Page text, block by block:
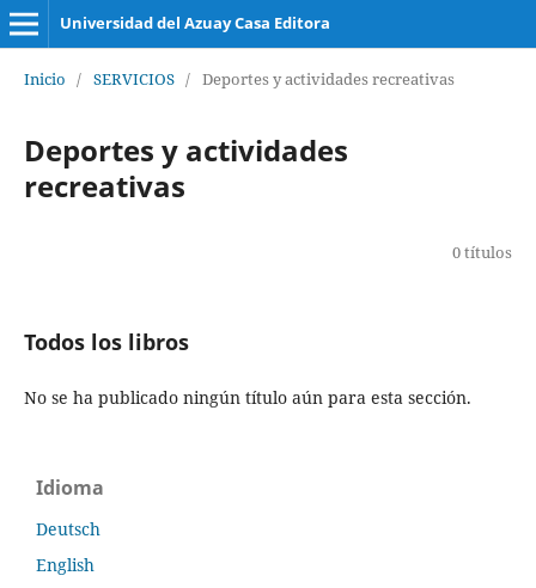
Universidad del Azuay Casa Editora
Inicio / SERVICIOS / Deportes y actividades recreativas
Deportes y actividades
recreativas
0 títulos
Todos los libros
No se ha publicado ningún título aún para esta sección.
Idioma
Deutsch
English